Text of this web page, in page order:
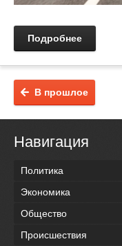
Подробнее
В прошлое
Навигация
Политика
Экономика
Общество
Происшествия